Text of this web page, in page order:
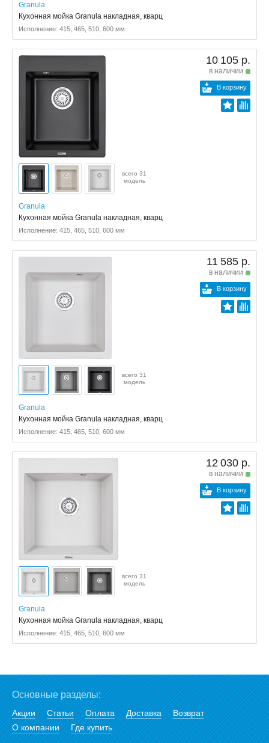
Granula
Кухонная мойка Granula накладная, кварц
Исполнение: 415, 465, 510, 600 мм
10 105 р.
в наличии
В корзину
всего 31
модель
Granula
Кухонная мойка Granula накладная, кварц
Исполнение: 415, 465, 510, 600 мм
11 585 р.
в наличии
В корзину
всего 31
модель
Granula
Кухонная мойка Granula накладная, кварц
Исполнение: 415, 465, 510, 600 мм
12 030 р.
в наличии
В корзину
всего 31
модель
Granula
Кухонная мойка Granula накладная, кварц
Исполнение: 415, 465, 510, 600 мм
Основные разделы:
Акции Статьи Оплата Доставка
Возврат
О компании
Где купить